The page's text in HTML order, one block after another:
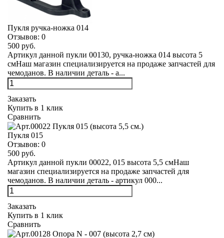
Пукля ручка-ножка 014
Отзывов: 0
500 руб.
Артикул данной пукли 00130, ручка-ножка 014 высота 5
смНаш магазин специализируется на продаже запчастей для
чемоданов. В наличии деталь - а...
Заказать
Купить в 1 клик
Сравнить
Пукля 015
Отзывов: 0
500 руб.
Артикул данной пукли 00022, 015 высота 5,5 смНаш
магазин специализируется на продаже запчастей для
чемоданов. В наличии деталь - артикул 000...
Заказать
Купить в 1 клик
Сравнить